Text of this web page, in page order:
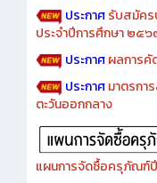
ประกาศรับสมัคร
ประจำปีการศึกษา ๒๕
ประกาศผลการคั
ประกาศมาตรกา
ตะวันออกกลาง
แผนการจัดซื้อครุภัณ